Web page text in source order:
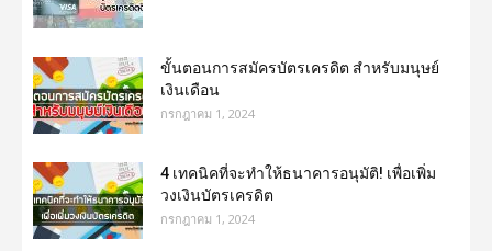
ขั้นตอนการสมัครบัตรเครดิต สำหรับมนุษย์
เงินเดือน
กรกฎาคม 1, 2024
4 เทคนิคที่จะทำให้ธนาคารอนุมัติ! เพื่อเพิ่ม
วงเงินบัตรเครดิต
กรกฎาคม 1, 2024